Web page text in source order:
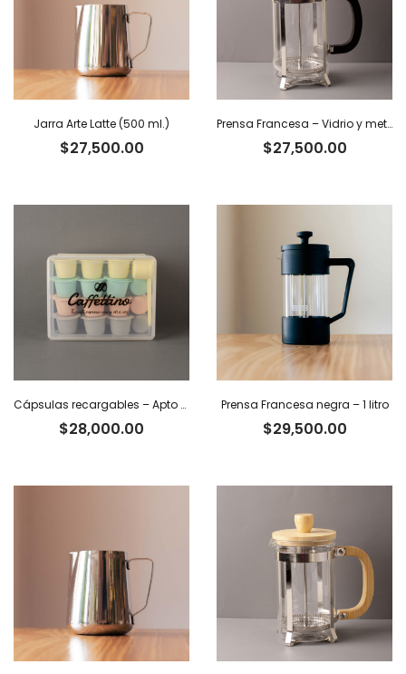
Jarra Arte Latte (500 ml.)
$27,500.00
Prensa Francesa – Vidrio y metal. 350 ml
$27,500.00
Cápsulas recargables – Apto Nespresso x 12
$28,000.00
Prensa Francesa negra – 1 litro
$29,500.00